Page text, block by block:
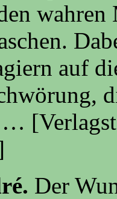
auf
Der